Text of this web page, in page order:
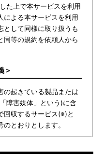
た上で本サービスを利用
による本サービスを利用
として同様に取り扱うも
同等の規約を依頼人から
＞
の起きている製品または
障害媒体」という)に含
回収するサービス(※)と
とおりとします。